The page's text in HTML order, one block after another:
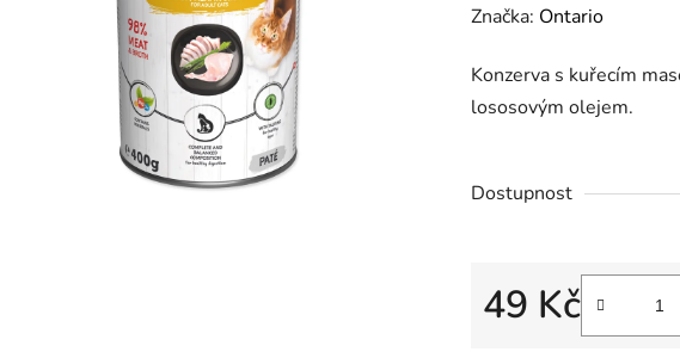
hodnocení
je
0,0
hvězdiček.
Značka: Ontario
Konzerva s kuřecím
lososovým olejem.
Dostupnost
49 Kč
Měrná cena: